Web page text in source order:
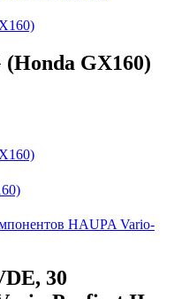
GX160)
30